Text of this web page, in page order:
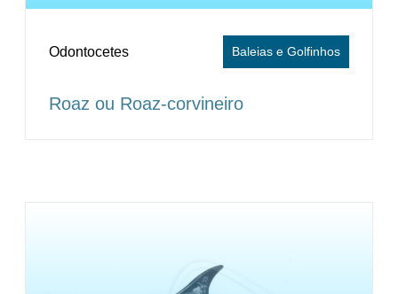
Baleias e Golfinhos
Odontocetes
Roaz ou Roaz-corvineiro